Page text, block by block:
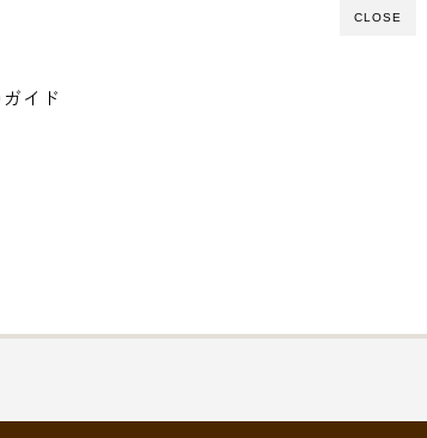
CLOSE
イド